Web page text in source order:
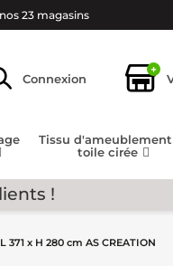
23 magasins
Connexion
+
Tissu
toile cirée
!
x H 280 cm AS CREATION